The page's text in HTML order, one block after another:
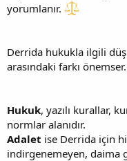
yorumlanır.
Derrida hukukla ilgili
arasındaki farkı önemser.
Hukuk, yazılı kurallar,
normlar alanıdır.
Adalet ise Derrida için
indirgenemeyen, daima